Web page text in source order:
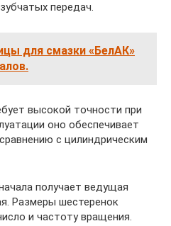
передач.
для смазки «БелАК»
высокой точности при
оно обеспечивает
с цилиндрическим
получает ведущая
Размеры шестеренок
и частоту вращения.